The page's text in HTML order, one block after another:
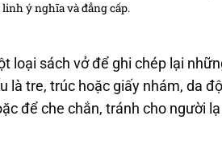
ý nghĩa và đẳng cấp.
loại sách vở để ghi chép lại
là tre, trúc hoặc giấy nhám, da
để che chắn, tránh cho người